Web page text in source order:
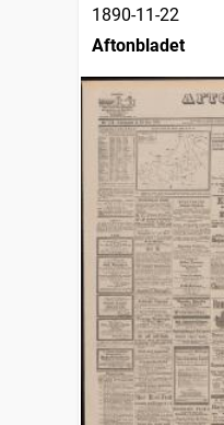
1890-11-22
Aftonbladet